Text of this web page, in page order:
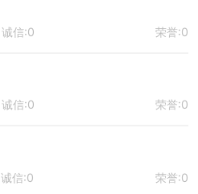
诚信:0 荣誉:0
诚信:0 荣誉:0
诚信:0 荣誉:0